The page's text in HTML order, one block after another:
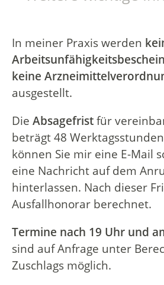
In meiner Praxis werden
keine
ausgestellt.
Die Absagefristfür
beträgt 48
können Sie mir eine E-Mail
eine Nachricht auf dem
hinterlassen. Nach dieser
Ausfallhonorar berechnet.
Termine nach 19 Uhr und
sind auf Anfrage unter
Zuschlags möglich.